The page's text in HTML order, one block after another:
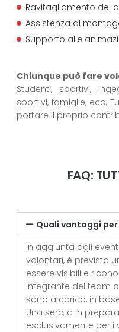
Ravitagliamento dei
Assistenza al
Supporto alle
Chiunque può fare
Studenti, sportivi,
sportivi, famiglie, ecc.
portare il proprio
FAQ:
Quali vantaggi
In aggiunta agli
volontari, è prevista
essere visibili e
integrante del team
sono a carico, in
Una serata in
esclusivamente per i